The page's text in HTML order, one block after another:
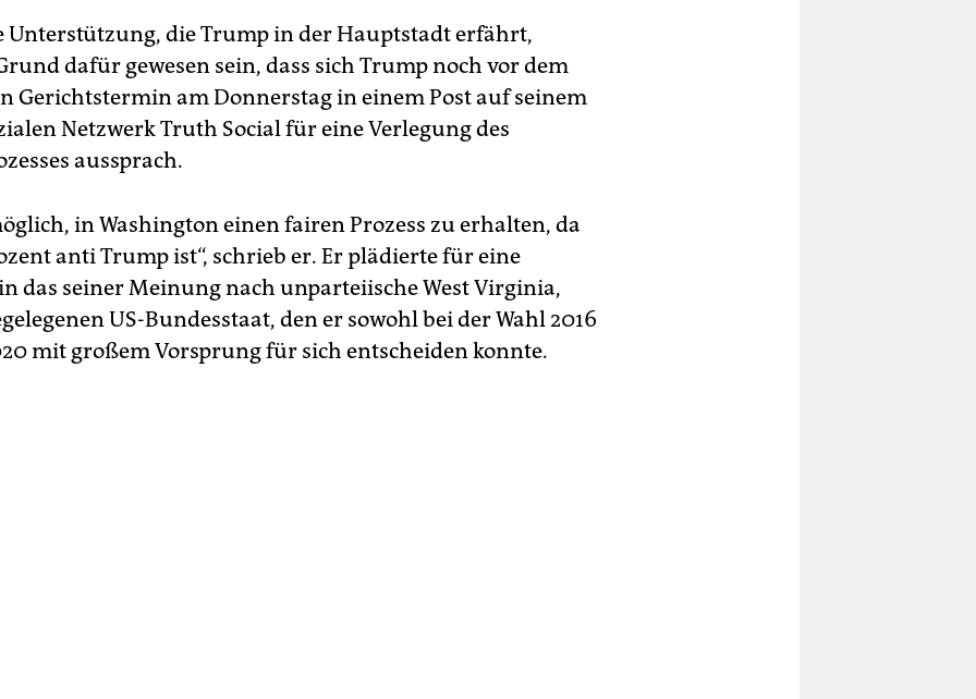
Unterstützung, die Trump in der Hauptstadt erfährt,
dafür gewesen sein, dass sich Trump noch vor dem
Gerichtstermin am Donnerstag in einem Post auf seinem
Netzwerk Truth Social für eine Verlegung des
aussprach.
in Washington einen fairen Prozess zu erhalten, da
anti Trump ist“, schrieb er. Er plädierte für eine
das seiner Meinung nach unparteiische West Virginia,
US-Bundesstaat, den er sowohl bei der Wahl 2016
mit großem Vorsprung für sich entscheiden konnte.